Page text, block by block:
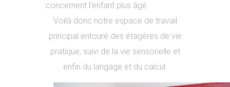
concernent l’enfant plus âgé.
Voilà donc notre espace de travail
principal entouré des étagères de vie
pratique, suivi de la vie sensorielle et
enfin du langage et du calcul.